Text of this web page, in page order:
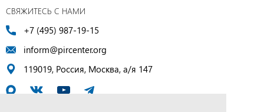
СВЯЖИТЕСЬ С НАМИ
+7 (495) 987-19-15
inform@pircenter.org
119019, Россия, Москва, а/я 147